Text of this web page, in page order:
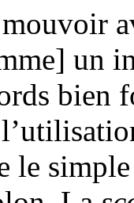
un
bien
le